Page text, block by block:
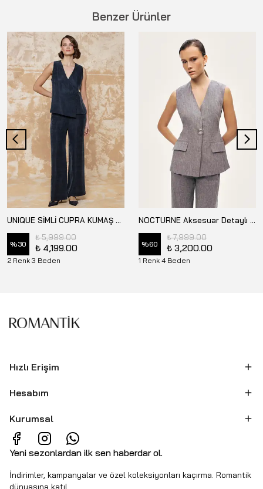
Benzer Ürünler
UNIQUE SİMLİ CUPRA KUMAŞ YELEK US267004
%30
₺ 5,999.00
₺ 4,199.00
2 Renk 3 Beden
NOCTURNE Aksesuar Detaylı Yelek N26YN7088
%60
₺ 7,999.00
₺ 3,200.00
1 Renk 4 Beden
Hızlı Erişim
Hesabım
Kurumsal
Yeni sezonlardan ilk sen haberdar ol.
İndirimler, kampanyalar ve özel koleksiyonları kaçırma. Romantik
dünyasına katıl.